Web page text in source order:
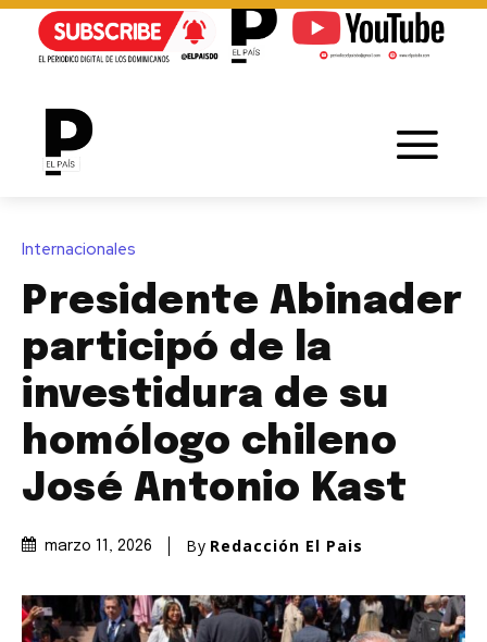
Internacionales
Presidente Abinader
participó de la
investidura de su
homólogo chileno
José Antonio Kast
marzo 11, 2026 By Redacción El Pais